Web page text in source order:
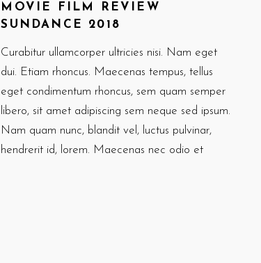
MOVIE FILM REVIEW
SUNDANCE 2018
Curabitur ullamcorper ultricies nisi. Nam eget
dui. Etiam rhoncus. Maecenas tempus, tellus
eget condimentum rhoncus, sem quam semper
libero, sit amet adipiscing sem neque sed ipsum.
Nam quam nunc, blandit vel, luctus pulvinar,
hendrerit id, lorem. Maecenas nec odio et